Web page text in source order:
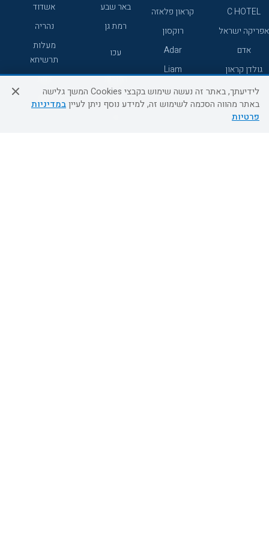
C HOTEL
קראון פלאזה
אפריקה ישראל
רוקסון
אדם
Adar
גולדן קראון
Liam
באר שבע
אשדוד
רמת גן
נהריה
עכו
מעלות
תרשיחא
רחובות
צפת
חדרה
דרום
לידיעתך, באתר זה נעשה שימוש בקבצי Cookies המשך גלישה
באתר מהווה הסכמה לשימוש זה, למידע נוסף ניתן לעייןבמדיניות
פרטיות